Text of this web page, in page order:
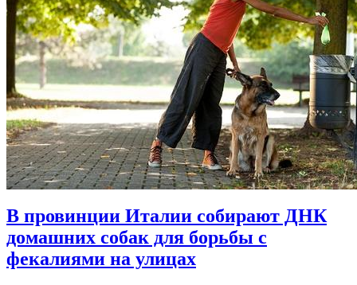
В провинции Италии собирают ДНК
домашних собак для борьбы с
фекалиями на улицах